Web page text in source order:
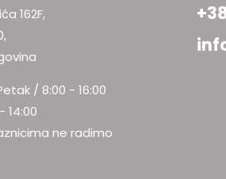
162F,
/ 8:00 - 16:00
14:00
ne radimo